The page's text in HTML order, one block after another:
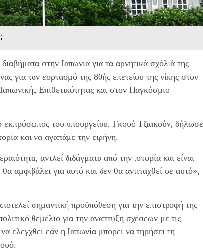
στην Ιαπωνία για τα αρνητικά σχόλιά της
για τον εορτασμό της 80ής επετείου της νίκης στον
Επιθετικότητας και στον Παγκόσμιο
του υπουργείου, Γκουό Τζιακούν, δήλωσε
και να αγαπάμε την ειρήνη.
αντλεί διδάγματα από την ιστορία και είναι
αμφιβάλει για αυτό και δεν θα αντιταχθεί σε αυτό»,
σημαντική προϋπόθεση για την επιστροφή της
θεμέλιο για την ανάπτυξη σχέσεων με τις
ελεγχθεί εάν η Ιαπωνία μπορεί να τηρήσει τη